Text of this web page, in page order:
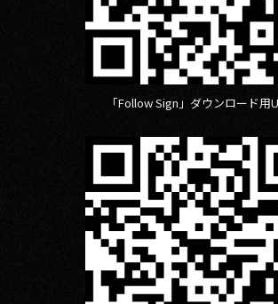
「Follow Sign」ダウンロード用